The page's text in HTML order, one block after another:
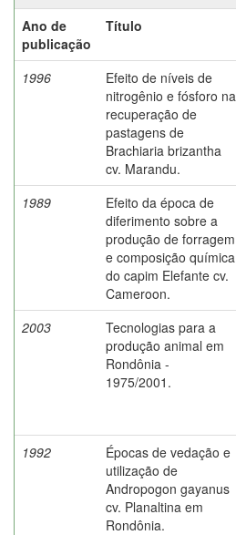
Ano de
publicação
Título
1996
Efeito de níveis de
nitrogênio e fósforo na
recuperação de
pastagens de
Brachiaria brizantha
cv. Marandu.
1989
Efeito da época de
diferimento sobre a
produção de forragem
e composição química
do capim Elefante cv.
Cameroon.
2003
Tecnologias para a
produção animal em
Rondônia -
1975/2001.
1992
Épocas de vedação e
utilização de
Andropogon gayanus
cv. Planaltina em
Rondônia.